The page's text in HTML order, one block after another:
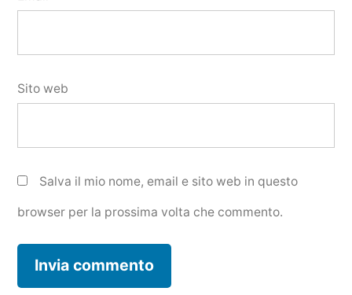
Sito web
Salva il mio nome, email e sito web in questo
browser per la prossima volta che commento.